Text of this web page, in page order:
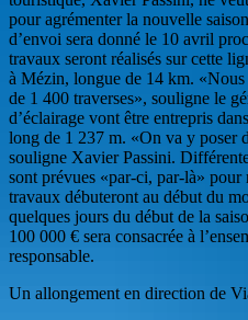
pour agrémenter la nouvelle
d’envoi sera donné le 10 avril
travaux seront réalisés sur cette
à Mézin, longue de 14 km.
de 1 400 traverses», souligne le
d’éclairage vont être entrepris
long de 1 237 m. «On va y poser
souligne Xavier Passini.
sont prévues «par-ci, par-là»
travaux débuteront au début du
quelques jours du début de la
100 000 € sera consacrée à
responsable.
Un allongement en direction de